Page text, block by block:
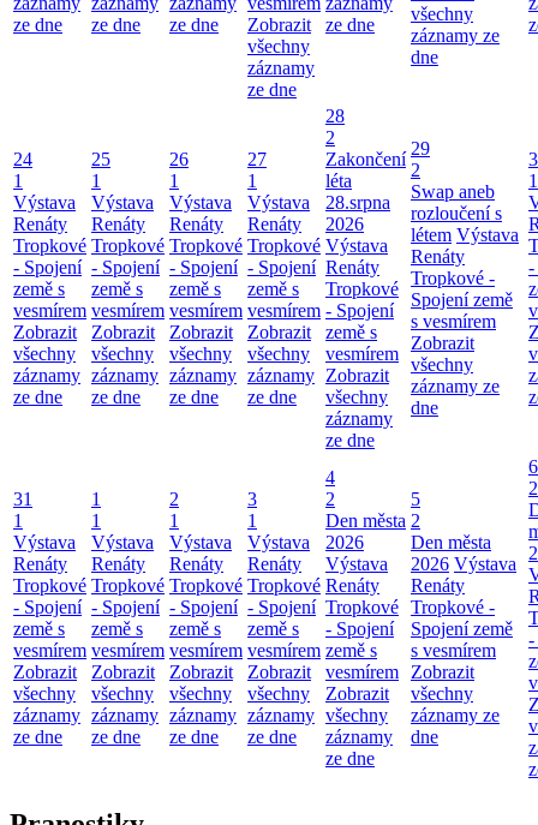
ze dne
ze dne
ze dne
Zobrazit
všechny
záznamy
ze dne
ze dne
všechny
záznamy ze
dne
24
1
Výstava
Renáty
Tropkové
- Spojení
země s
vesmírem
Zobrazit
všechny
záznamy
ze dne
25
1
Výstava
Renáty
Tropkové
- Spojení
země s
vesmírem
Zobrazit
všechny
záznamy
ze dne
26
1
Výstava
Renáty
Tropkové
- Spojení
země s
vesmírem
Zobrazit
všechny
záznamy
ze dne
27
1
Výstava
Renáty
Tropkové
- Spojení
země s
vesmírem
Zobrazit
všechny
záznamy
ze dne
28
2
Zakončení
léta
28.srpna
2026
Výstava
Renáty
Tropkové
- Spojení
země s
vesmírem
Zobrazit
všechny
záznamy
ze dne
29
2
Swap aneb
rozloučení s
létem Výstava
Renáty
Tropkové -
Spojení země
s vesmírem
Zobrazit
všechny
záznamy ze
dne
1
-
31
1
Výstava
Renáty
Tropkové
- Spojení
země s
vesmírem
Zobrazit
všechny
záznamy
ze dne
1
1
Výstava
Renáty
Tropkové
- Spojení
země s
vesmírem
Zobrazit
všechny
záznamy
ze dne
2
1
Výstava
Renáty
Tropkové
- Spojení
země s
vesmírem
Zobrazit
všechny
záznamy
ze dne
3
1
Výstava
Renáty
Tropkové
- Spojení
země s
vesmírem
Zobrazit
všechny
záznamy
ze dne
4
2
Den města
2026
Výstava
Renáty
Tropkové
- Spojení
země s
vesmírem
Zobrazit
všechny
záznamy
ze dne
5
2
Den města
2026 Výstava
Renáty
Tropkové -
Spojení země
s vesmírem
Zobrazit
všechny
záznamy ze
dne
6
2
-